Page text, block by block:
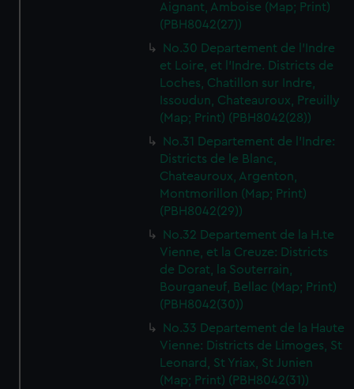
Aignant, Amboise (Map; Print)
(PBH8042(27))
No.30 Departement de l'Indre
et Loire, et l'Indre. Districts de
Loches, Chatillon sur Indre,
Issoudun, Chateauroux, Preuilly
(Map; Print) (PBH8042(28))
No.31 Departement de l'Indre:
Districts de le Blanc,
Chateauroux, Argenton,
Montmorillon (Map; Print)
(PBH8042(29))
No.32 Departement de la H.te
Vienne, et la Creuze: Districts
de Dorat, la Souterrain,
Bourganeuf, Bellac (Map; Print)
(PBH8042(30))
No.33 Departement de la Haute
Vienne: Districts de Limoges, St
Leonard, St Yriax, St Junien
(Map; Print) (PBH8042(31))